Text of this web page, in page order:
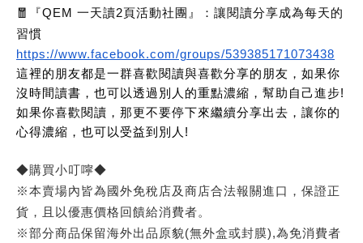
🧧『QEM 一天讀2頁活動社團』：讓閱讀分享成為每天的
習慣
https://www.facebook.com/groups/539385171073438
這裡的朋友都是一群喜歡閱讀與喜歡分享的朋友，如果你
沒時間讀書，也可以透過別人的重點濃縮，幫助自己進步!
如果你喜歡閱讀，那更不要停下來繼續分享出去，讓你的
心得濃縮，也可以受益到別人!
◆購買小叮嚀◆
※本賣場內皆為國外免稅店及商店合法報關進口，保證正
貨，且以優惠價格回饋給消費者。
※部分商品保留海外出品原貌(無外盒或封膜),為免消費者